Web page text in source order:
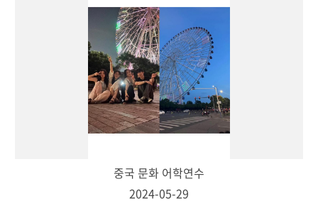
중국 문화 어학연수
2024-05-29